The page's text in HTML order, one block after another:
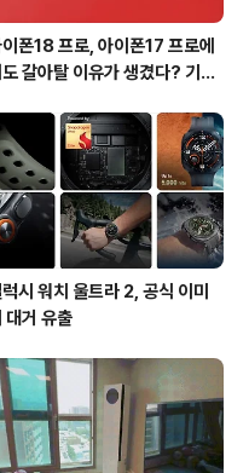
폰18 프로, 아이폰17 프로에
갈아탈 이유가 생겼다? 기대
시 워치 울트라 2, 공식 이미
대거 유출